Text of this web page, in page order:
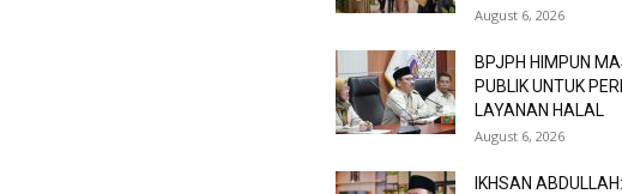
August 6, 2026
BPJPH HIMPUN
PUBLIK UNTUK
LAYANAN HALAL
August 6, 2026
IKHSAN